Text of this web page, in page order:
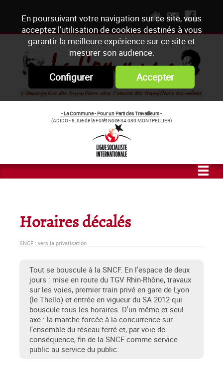
En poursuivant votre navigation sur ce site, vous
acceptez l’utilisation de cookies destinés à vous
garantir la meilleure expérience sur ce site et
mesurer son audience.
Configurer Accepter
- La Commune - Pour un Parti des Travailleurs-
(ADIDO - 8, rue de la Forêt Noire 34 080 MONTPELLIER)
Horaires décalés
SNCF : vers la privatisation
Tout se bouscule à la SNCF. En l'espace de deux
jours : mise en route du TGV Rhin-Rhône, travaux
sur les voies, premier train privé en gare de Lyon
(le Thello) et entrée en vigueur du SA 2012 qui
bouscule tous les horaires. D'un même et seul
axe : la marche forcée à la concurrence sur
l'ensemble du réseau ferré et, par voie de
conséquence, fin de la SNCF comme service
public au service du public.